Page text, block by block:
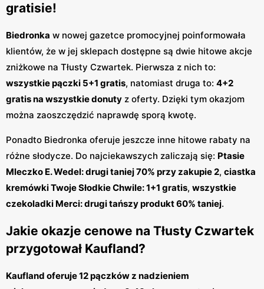
gratisie!
Biedronka w nowej gazetce promocyjnej poinformowała
klientów, że w jej sklepach dostępne są dwie hitowe akcje
zniżkowe na Tłusty Czwartek. Pierwsza z nich to:
wszystkie pączki 5+1 gratis, natomiast druga to: 4+2
gratis na wszystkie donuty z oferty. Dzięki tym okazjom
można zaoszczędzić naprawdę sporą kwotę.
Ponadto Biedronka oferuje jeszcze inne hitowe rabaty na
różne słodycze. Do najciekawszych zaliczają się: Ptasie
Mleczko E. Wedel: drugi taniej 70% przy zakupie 2, ciastka
kremówki Twoje Słodkie Chwile: 1+1 gratis, wszystkie
czekoladki Merci: drugi tańszy produkt 60% taniej.
Jakie okazje cenowe na Tłusty Czwartek
przygotował Kaufland?
Kaufland oferuje 12 pączków z nadzieniem